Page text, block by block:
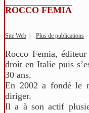
ROCCO FEMIA
Site Web Plus de publications
Rocco Femia,
droit en Italie puis
30 ans.
En 2002 a fondé le
diriger.
Il a à son actif